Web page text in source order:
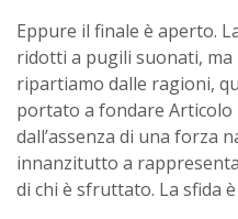
Eppure il finale è aperto.
ridotti a pugili suonati, ma
ripartiamo dalle ragioni,
portato a fondare Articolo
dall’assenza di una forza
innanzitutto a
di chi è sfruttato. La sfida è